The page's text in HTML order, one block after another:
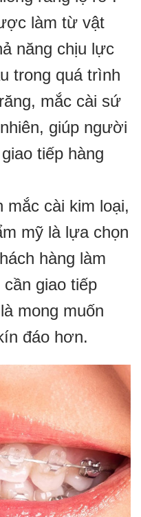
làm từ vật
năng chịu lực
trong quá trình
mắc cài sứ
giúp người
tiếp hàng
mắc cài kim loại,
mỹ là lựa chọn
hàng làm
giao tiếp
mong muốn
đáo hơn.